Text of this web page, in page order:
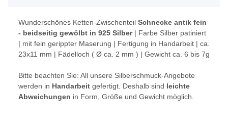
Wunderschönes Ketten-Zwischenteil Schnecke antik fein
- beidseitig gewölbt in 925 Silber| Farbe Silber patiniert
| mit fein gerippter Maserung | Fertigung in Handarbeit | ca.
23x11 mm | Fädelloch ( Ø ca. 2 mm ) | Gewicht ca. 6 bis 7g
Bitte beachten Sie: All unsere Silberschmuck-Angebote
werden in Handarbeit gefertigt. Deshalb sind leichte
Abweichungen in Form, Größe und Gewicht möglich.